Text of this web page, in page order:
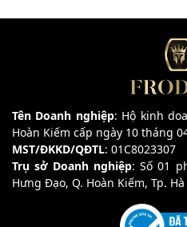
Tên Doanh nghiệp: Hộ kinh
Hoàn Kiếm cấp ngày 10 tháng
MST/ĐKKD/QĐTL: 01C8023307
Trụ sở Doanh nghiệp: Số 01
Hưng Đạo, Q. Hoàn Kiếm, Tp.